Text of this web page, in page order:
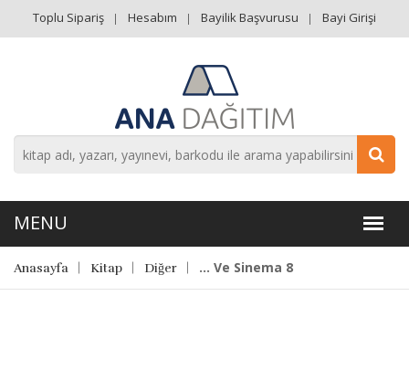
Toplu Sipariş Hesabım Bayilik Başvurusu Bayi Girişi
Anasayfa Kitap Diğer ... Ve Sinema 8